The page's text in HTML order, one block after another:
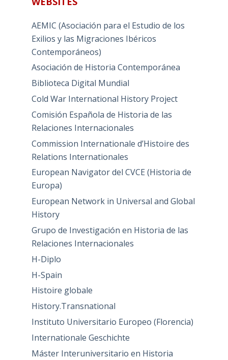
AEMIC (Asociación para el Estudio de los
Exilios y las Migraciones Ibéricos
Contemporáneos)
Asociación de Historia Contemporánea
Biblioteca Digital Mundial
Cold War International History Project
Comisión Española de Historia de las
Relaciones Internacionales
Commission Internationale d’Histoire des
Relations Internationales
European Navigator del CVCE (Historia de
Europa)
European Network in Universal and Global
History
Grupo de Investigación en Historia de las
Relaciones Internacionales
H-Diplo
H-Spain
Histoire globale
History.Transnational
Instituto Universitario Europeo (Florencia)
Internationale Geschichte
Máster Interuniversitario en Historia